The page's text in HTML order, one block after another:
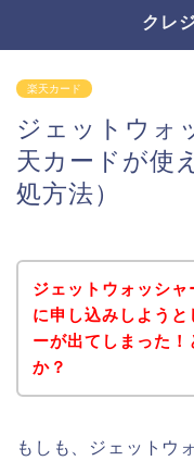
クレ
楽天カード
ジェットウォ
天カードが使
処方法）
ジェットウォッシ
に申し込みしよう
ーが出てしまった
か？
もしも、ジェットウ